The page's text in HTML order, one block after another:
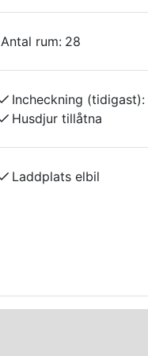
Antal rum: 28
Incheckning (tidigast):
Husdjur tillåtna
Laddplats elbil